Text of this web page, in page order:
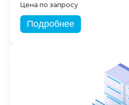
Цена по запросу
Подробнее